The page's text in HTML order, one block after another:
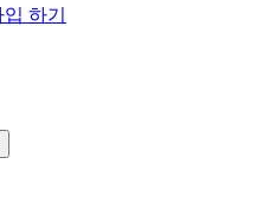
하기